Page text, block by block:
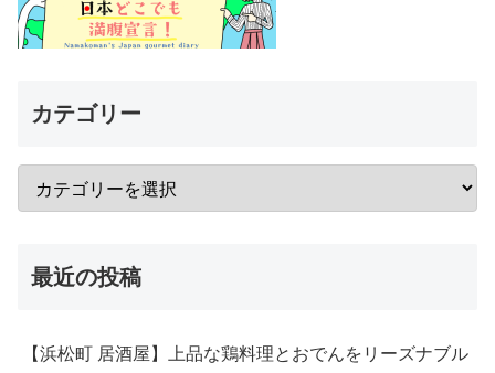
カテゴリー
最近の投稿
【浜松町 居酒屋】上品な鶏料理とおでんをリーズナブル